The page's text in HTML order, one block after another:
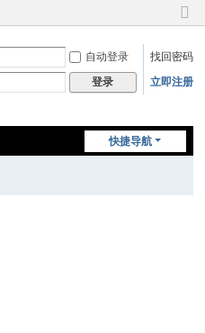
切
到
窄
自动登录
找回密码
登录 立即注册
快捷导航